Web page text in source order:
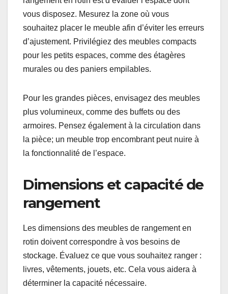
Critères de sélection selon
l’espace disponible
La première étape pour choisir des meubles de
vous disposez. Mesurez la zone où vous
souhaitez placer le meuble afin d’éviter les erreurs
d’ajustement. Privilégiez des meubles compacts
pour les petits espaces, comme des étagères
murales ou des paniers empilables.
Pour les grandes pièces, envisagez des meubles
plus volumineux, comme des buffets ou des
armoires. Pensez également à la circulation dans
Dimensions et capacité de
rangement